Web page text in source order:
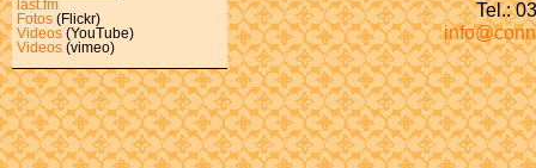
last.fm
Fotos (Flickr)
Videos (YouTube)
Videos (vimeo)
Tel.: